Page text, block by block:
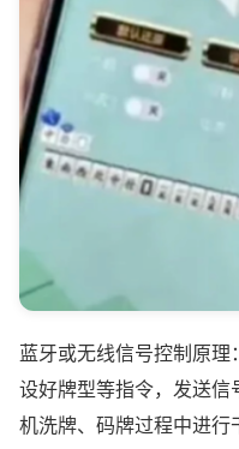
蓝牙或无线信号控制原
设好牌型等指令，发送
机洗牌、码牌过程中进行